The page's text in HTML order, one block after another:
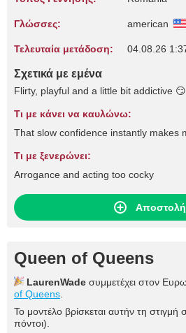
Γλώσσες: american
Τελευταία μετάδοση: 04.08.26
Σχετικά με εμένα
Flirty, playful and a little bit addictive 😏
Τι με κάνει να καυλώνω:
That slow confidence instantly makes
Τι με ξενερώνει:
Arrogance and acting too cocky
Queen of Queens
LaurenWade συμμετέχει στον
of Queens
Το μοντέλο βρίσκεται αυτήν τη στιγμή
πόντοι).